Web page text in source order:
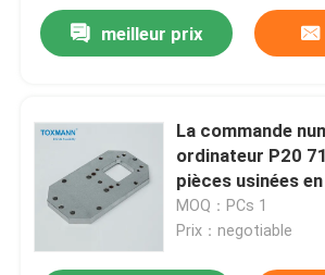
meilleur prix
La commande
ordinateur P20
pièces usinées
l'industrie
MOQ：PCs 1
Prix：negotiable